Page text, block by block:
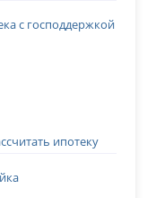
с господдержкой
ипотеку